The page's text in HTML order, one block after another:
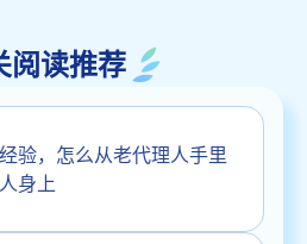
阅读推荐
验，怎么从老代理人手里
身上